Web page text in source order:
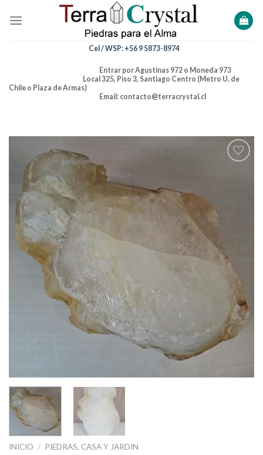
Cel / WSP: +56 9 5873-8974
Entrar por Agustinas 972 o Moneda 973
Local 325, Piso 3, Santiago Centro (Metro U. de
Chile o Plaza de Armas)
Email: contacto@terracrystal.cl
INICIO / PIEDRAS, CASA Y JARDIN